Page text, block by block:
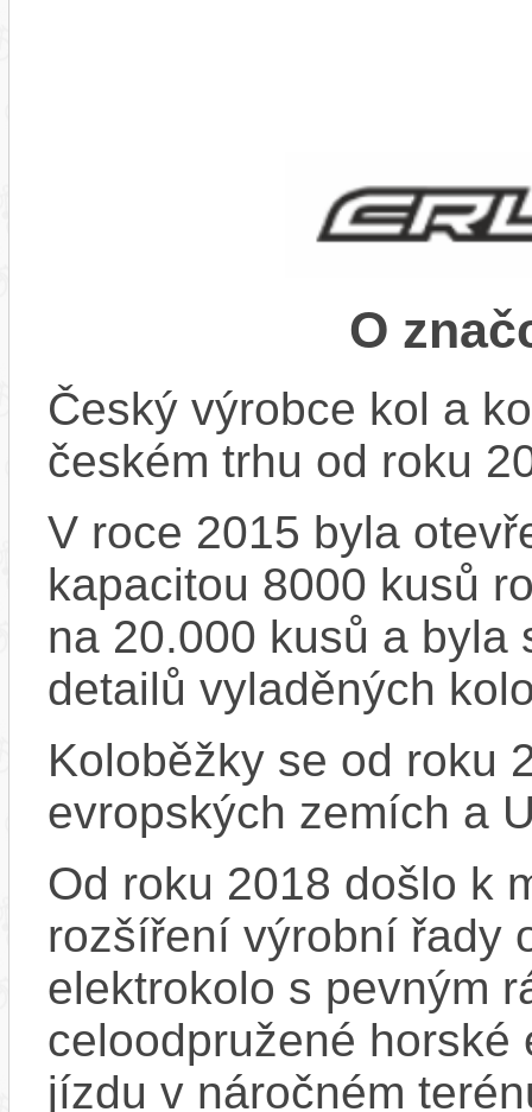
O
Český výrobce kol a
českém trhu od roku
V roce 2015 byla
kapacitou 8000 kusů
na 20.000 kusů a byla
detailů vyladěných
Koloběžky se od roku
evropských zemích a
Od roku 2018 došlo k
rozšíření výrobní řady
elektrokolo s pevným
celoodpružené
jízdu v náročném